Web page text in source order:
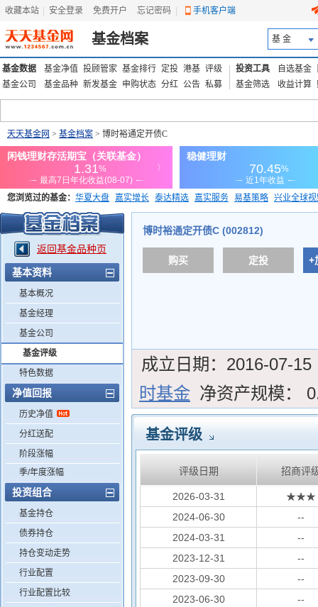
收藏本站 安全登录 免费开户 忘记密码 手机客户端
基金档案 基 金
基金数据 基金净值 投顾管家 基金排行 定投 港基 评级
基金公司
基金品种 新发基金 申购状态 分红 公告 私募
投资工具 自选基金
基金筛选
收益计算
天天基金网 > 基金档案 > 博时裕通定开债C
您浏览过的基金： 华夏大盘 嘉实增长 泰达精选 嘉实服务 易基策略 兴业全球
添富优势 华安宏利 上证180价值ETF
返回基金品种页
基本资料
基本概况
基金经理
基金公司
基金评级
特色数据
净值回报
历史净值
分红送配
阶段涨幅
季/年度涨幅
投资组合
基金持仓
债券持仓
持仓变动走势
行业配置
行业配置比较
博时裕通定开债C (002812)
购买 定投 +
成立日期： 2016-07-15
时基金 净资产规模：
基金评级
评级日期 招商评
2026-03-31
★★★
2024-06-30
--
2024-03-31
--
2023-12-31
--
2023-09-30
--
2023-06-30
--